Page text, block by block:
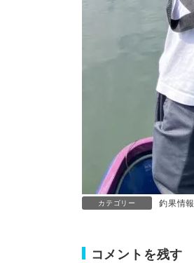
カテゴリー 釣果情報
コメントを残す